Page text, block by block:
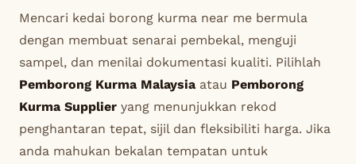
Mencari kedai borong kurma near me bermula
dengan membuat senarai pembekal, menguji
sampel, dan menilai dokumentasi kualiti. Pilihlah
Pemborong Kurma Malaysia atau Pemborong
Kurma Supplier yang menunjukkan rekod
penghantaran tepat, sijil dan fleksibiliti harga. Jika
anda mahukan bekalan tempatan untuk